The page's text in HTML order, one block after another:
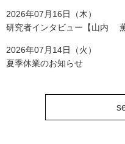
2026年07月16日（木）
研究者インタビュー【山内
2026年07月14日（火）
夏季休業のお知らせ